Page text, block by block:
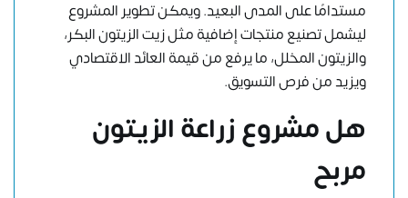
مستدامًا على المدى البعيد. ويمكن تطوير المشروع
ليشمل تصنيع منتجات إضافية مثل زيت الزيتون البكر،
والزيتون المخلل، ما يرفع من قيمة العائد الاقتصادي
ويزيد من فرص التسويق.
هل مشروع زراعة الزيتون
مربح